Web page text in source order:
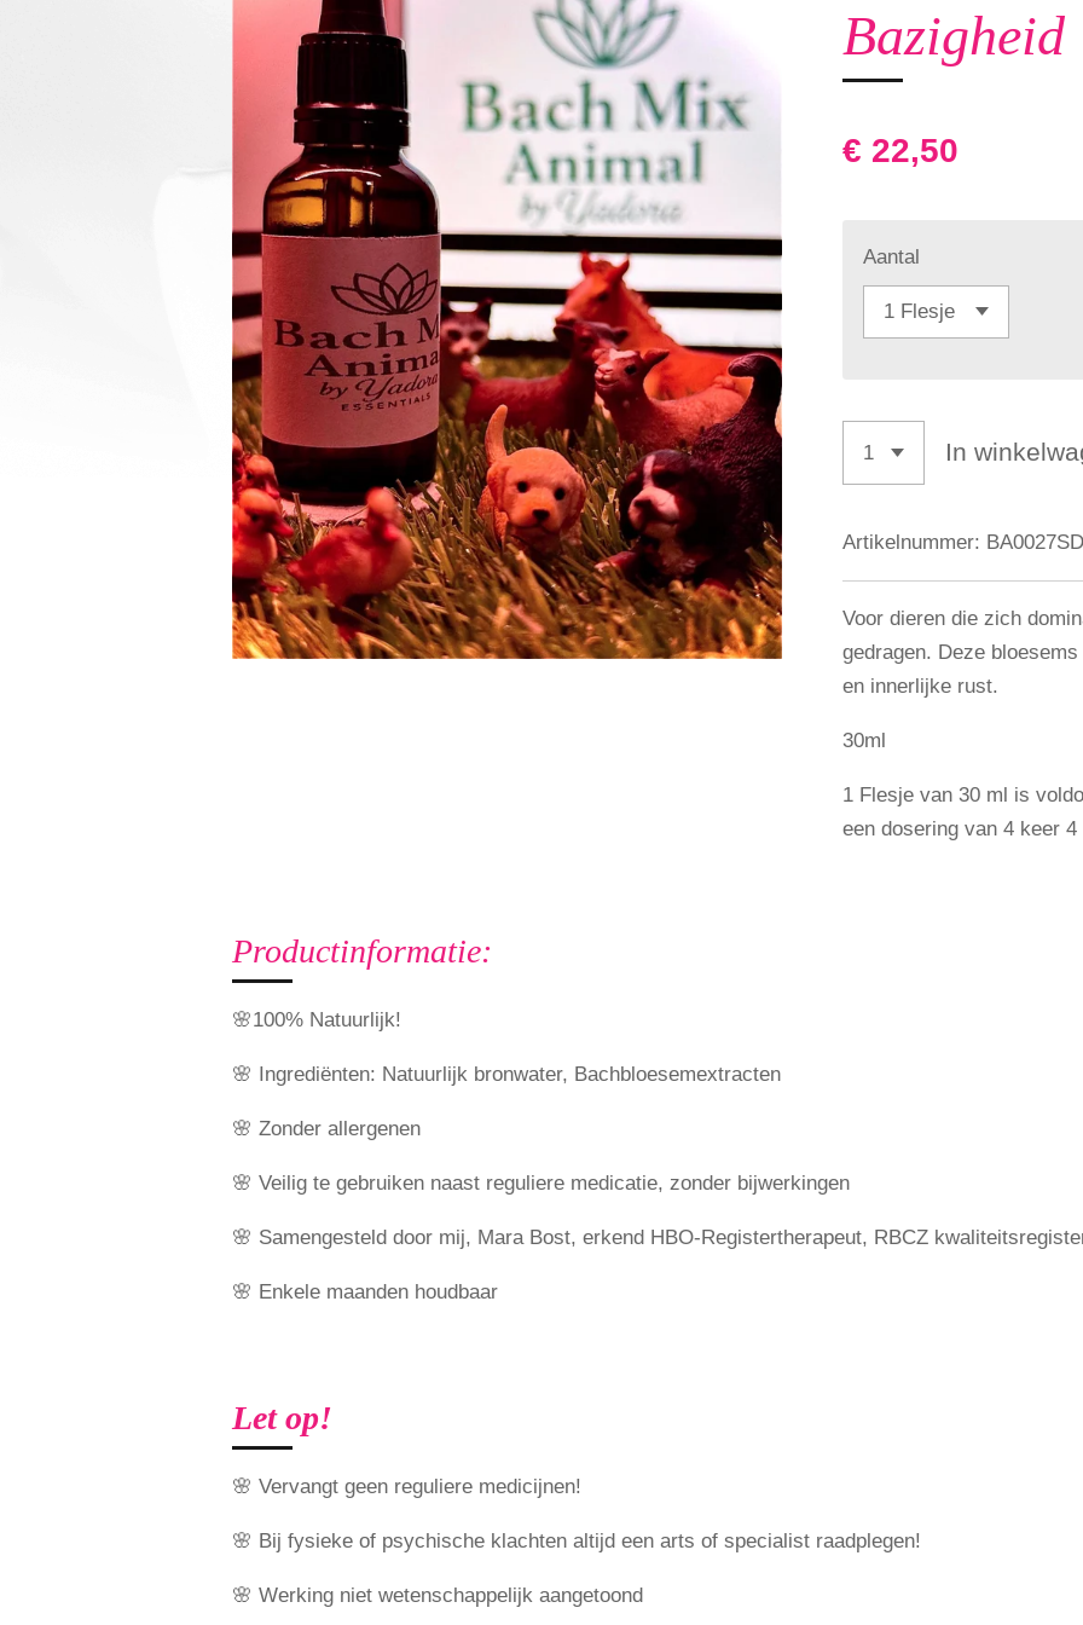
Bazigheid
€ 22,50
Aantal
In
Artikelnummer: BA0027SD
Voor dieren die zich
gedragen. Deze
en innerlijke rust.
30ml
1 Flesje van 30 ml is
een dosering van 4 keer
Productinformatie:
🌸100% Natuurlijk!
🌸 Ingrediënten: Natuurlijk bronwater, Bachbloesemextracten
🌸 Zonder allergenen
🌸 Veilig te gebruiken naast reguliere medicatie, zonder bijwerkingen
🌸 Samengesteld door mij, Mara Bost, erkend HBO-Registertherapeut, RBCZ
🌸 Enkele maanden houdbaar
Let op!
🌸 Vervangt geen reguliere medicijnen!
🌸 Bij fysieke of psychische klachten altijd een arts of specialist raadplegen!
🌸 Werking niet wetenschappelijk aangetoond